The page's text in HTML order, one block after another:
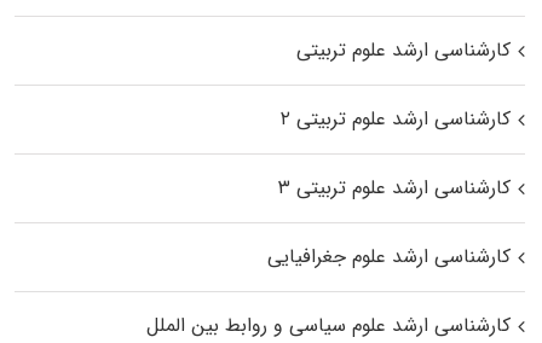
کارشناسی ارشد علوم تربیتی
کارشناسی ارشد علوم تربیتی ۲
کارشناسی ارشد علوم تربیتی ۳
کارشناسی ارشد علوم جغرافیایی
کارشناسی ارشد علوم سیاسی و روابط بین الملل